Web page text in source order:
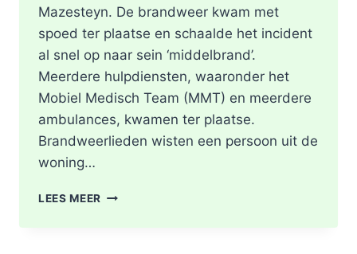
Mazesteyn. De brandweer kwam met
spoed ter plaatse en schaalde het incident
al snel op naar sein ‘middelbrand’.
Meerdere hulpdiensten, waaronder het
Mobiel Medisch Team (MMT) en meerdere
ambulances, kwamen ter plaatse.
Brandweerlieden wisten een persoon uit de
woning…
LEES MEER DODE